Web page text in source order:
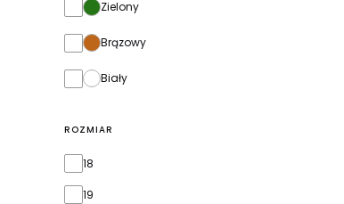
Zielony
Brązowy
Biały
ROZMIAR
Rozmiar
18
19